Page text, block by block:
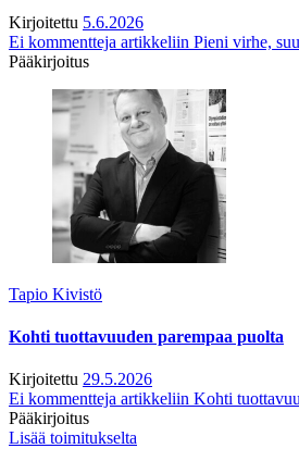
Kirjoitettu 5.6.2026
Ei kommentteja artikkeliin Pieni virhe,
Pääkirjoitus
Tapio Kivistö
Kohti tuottavuuden parempaa puolta
Kirjoitettu 29.5.2026
Ei kommentteja artikkeliin Kohti
Pääkirjoitus
Lisää toimitukselta